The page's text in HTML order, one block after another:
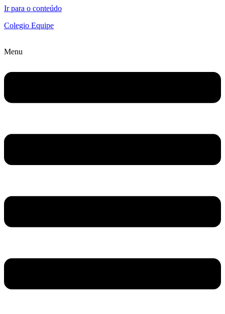
Ir para o conteúdo
Colegio Equipe
Menu